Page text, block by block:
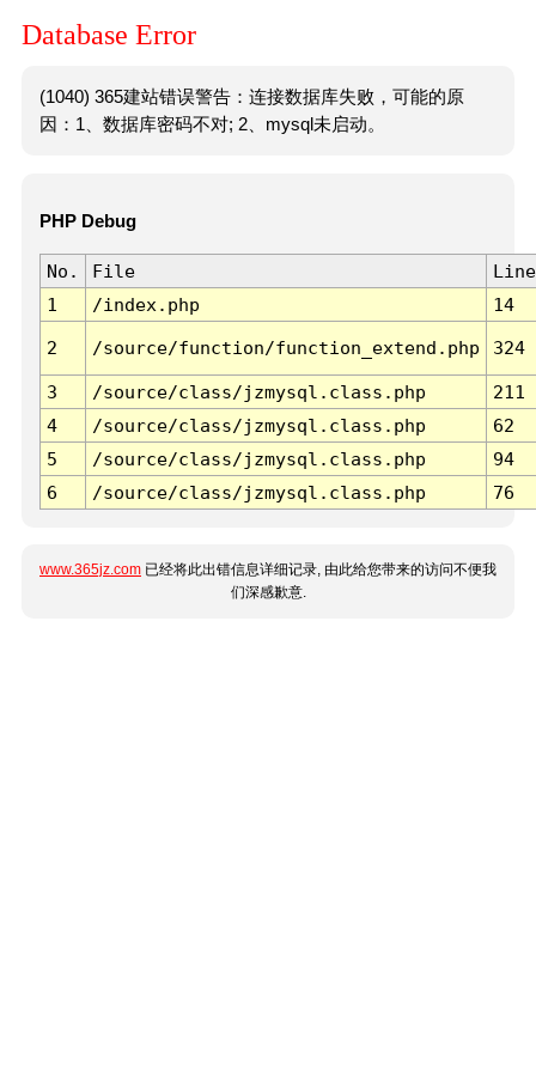
Database Error
(1040) 365建站错误警告：连接数据库失败，可能的原
因：1、数据库密码不对; 2、mysql未启动。
PHP Debug
No. File
Line
1
/index.php 14
2 /source/function/function_extend.php 324
3 /source/class/jzmysql.class.php
211
4
/source/class/jzmysql.class.php
62
5
/source/class/jzmysql.class.php
94
6
/source/class/jzmysql.class.php 76
www.365jz.com 已经将此出错信息详细记录, 由此给您带来的访问不便我
们深感歉意.